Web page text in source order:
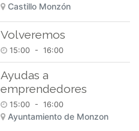
Castillo Monzón
Volveremos
15:00 - 16:00
Ayudas a
emprendedores
15:00 - 16:00
Ayuntamiento de Monzon